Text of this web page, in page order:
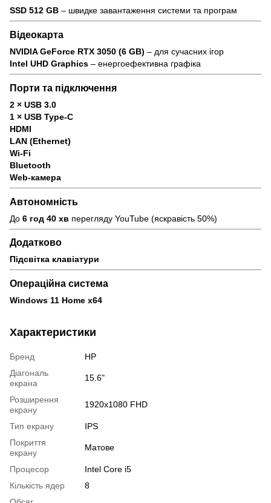
SSD 512 GB – швидке завантаження системи та програм
Відеокарта
NVIDIA GeForce RTX 3050 (6 GB) – для сучасних ігор
Intel UHD Graphics – енергоефективна графіка
Порти та підключення
2 × USB 3.0
1 × USB Type-C
HDMI
LAN (Ethernet)
Wi-Fi
Bluetooth
Web-камера
Автономність
До 6 год 40 хв перегляду YouTube (яскравість 50%)
Додатково
Підсвітка клавіатури
Операційна система
Windows 11 Home x64
Характеристики
Бренд
HP
Діагональ
екрана
15.6"
Розширення
екрану
1920x1080 FHD
Тип екрану
IPS
Покриття
екрану
Матове
Процесор
Intel Core i5
Кількість ядер
8